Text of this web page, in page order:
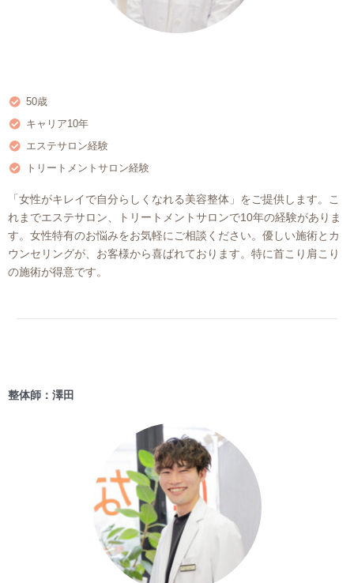
50歳
キャリア10年
エステサロン経験
トリートメントサロン経験
「女性がキレイで自分らしくなれる美容整体」をご提供します。こ
れまでエステサロン、トリートメントサロンで10年の経験がありま
す。女性特有のお悩みをお気軽にご相談ください。優しい施術とカ
ウンセリングが、お客様から喜ばれております。特に首こり肩こり
の施術が得意です。
整体師：澤田